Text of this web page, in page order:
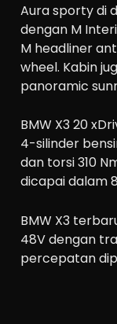
Aura sporty di
dengan M
M headliner
wheel. Kabin
panoramic
BMW X3 20
4-silinder
dan torsi 310
dicapai dalam
BMW X3
48V dengan
percepatan